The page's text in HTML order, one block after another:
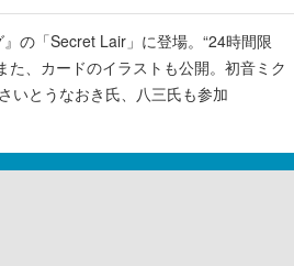
の「Secret Lair」に登場。“24時間限
た、カードのイラストも公開。初音ミク
いとうなおき氏、八三氏も参加